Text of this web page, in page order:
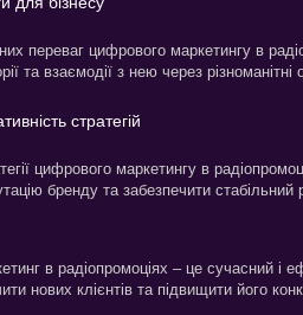
переваг цифрового маркетингу в
та взаємодії з нею через різноманітні
стратегій
цифрового маркетингу в
бренду та забезпечити стабільний
в радіопромоціях – це сучасний і
нових клієнтів та підвищити його